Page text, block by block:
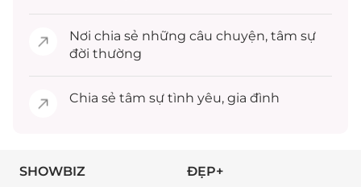
Nơi chia sẻ những câu chuyện, tâm sự
đời thường
Chia sẻ tâm sự tình yêu, gia đình
SHOWBIZ ĐẸP+